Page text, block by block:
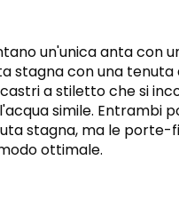
un'unica anta con
stagna con una
a stiletto che si
simile. Entrambi
stagna, ma le
ottimale.